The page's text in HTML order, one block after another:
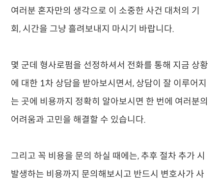
여러분 혼자만의 생각으로 이 소중한 사건 대처의 기
회, 시간을 그냥 흘려보내지 마시기 바랍니다.
몇 군데 형사로펌을 선정하셔서 전화를 통해 지금 상황
에 대한 1차 상담을 받아보시면서, 상담이 잘 이루어지
는 곳에 비용까지 정확히 알아보시면 한 번에 여러분의
어려움과 고민을 해결할 수 있습니다.
그리고 꼭 비용을 문의 하실 때에는, 추후 절차 추가 시
발생하는 비용까지 문의해보시고 반드시 변호사가 사